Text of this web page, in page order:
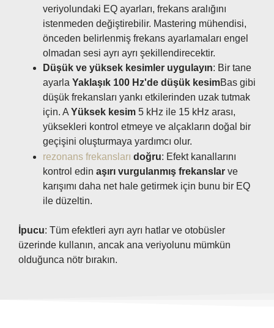
veriyolundaki EQ ayarları, frekans aralığını
istenmeden değiştirebilir. Mastering mühendisi,
önceden belirlenmiş frekans ayarlamaları engel
olmadan sesi ayrı ayrı şekillendirecektir.
Düşük ve yüksek kesimler uygulayın: Bir tane
ayarla Yaklaşık 100 Hz'de düşük kesimBas gibi
düşük frekansları yankı etkilerinden uzak tutmak
için. A Yüksek kesim 5 kHz ile 15 kHz arası,
yüksekleri kontrol etmeye ve alçakların doğal bir
geçişini oluşturmaya yardımcı olur.
rezonans frekansları doğru: Efekt kanallarını
kontrol edin aşırı vurgulanmış frekanslar ve
karışımı daha net hale getirmek için bunu bir EQ
ile düzeltin.
İpucu: Tüm efektleri ayrı ayrı hatlar ve otobüsler
üzerinde kullanın, ancak ana veriyolunu mümkün
olduğunca nötr bırakın.